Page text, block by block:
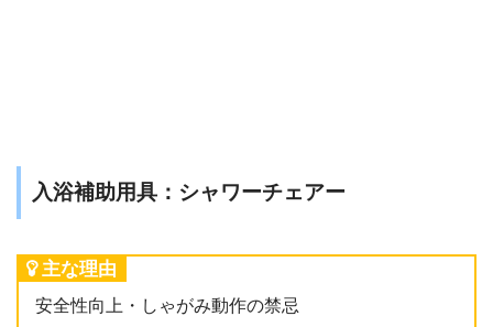
入浴補助用具：シャワーチェアー
主な理由
安全性向上・しゃがみ動作の禁忌